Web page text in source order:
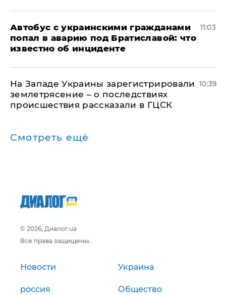
Автобус с украинскими гражданами
попал в аварию под Братиславой: что
известно об инциденте
11:03
На Западе Украины зарегистрировали
землетрясение – о последствиях
происшествия рассказали в ГЦСК
10:39
Смотреть ещё
© 2026, Диалог.ua
Все права защищены.
Новости Украина
россия Общество